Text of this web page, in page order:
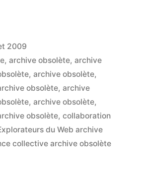
2009
, archive obsolète, archive
, archive obsolète,
obsolète, archive
, archive obsolète,
obsolète, collaboration
du Web archive
collective archive obsolète